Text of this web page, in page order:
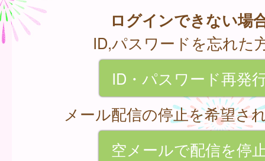
ログインできない場
ID,パスワードを忘れた
ID・パスワード再発
メール配信の停止を希望さ
空メールで配信を停